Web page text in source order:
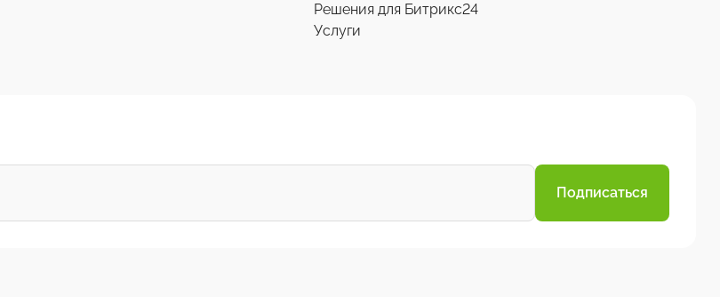
Решения для Битрикс24
Услуги
Подписаться